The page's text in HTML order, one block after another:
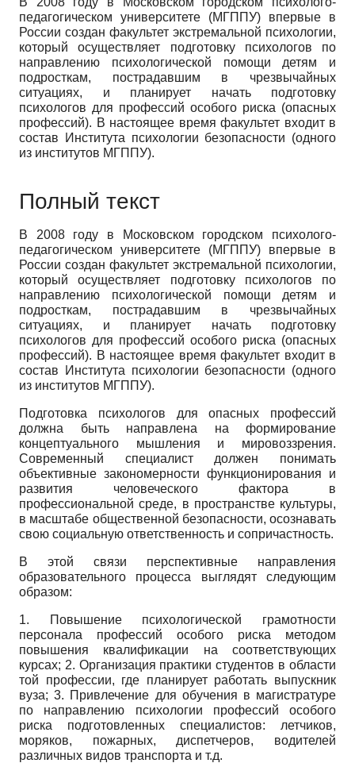
педагогическом университете (МГППУ) впервые в
России создан факультет экстремальной психологии,
который осуществляет подготовку психологов по
направлению психологической помощи детям и
подросткам, пострадавшим в чрезвычайных
ситуациях, и планирует начать подготовку
психологов для профессий особого риска (опасных
профессий). В настоящее время факультет входит в
состав Института психологии безопасности (одного
из институтов МГППУ).
Полный текст
В 2008 году в Московском городском психолого-
педагогическом университете (МГППУ) впервые в
России создан факультет экстремальной психологии,
который осуществляет подготовку психологов по
направлению психологической помощи детям и
подросткам, пострадавшим в чрезвычайных
ситуациях, и планирует начать подготовку
психологов для профессий особого риска (опасных
профессий). В настоящее время факультет входит в
состав Института психологии безопасности (одного
из институтов МГППУ).
Подготовка психологов для опасных профессий
должна быть направлена на формирование
концептуального мышления и мировоззрения.
Современный специалист должен понимать
объективные закономерности функционирования и
развития человеческого фактора в
профессиональной среде, в пространстве культуры,
в масштабе общественной безопасности, осознавать
свою социальную ответственность и сопричастность.
В этой связи перспективные направления
образовательного процесса выглядят следующим
образом:
1. Повышение психологической грамотности
персонала профессий особого риска методом
повышения квалификации на соответствующих
курсах; 2. Организация практики студентов в области
той профессии, где планирует работать выпускник
вуза; 3. Привлечение для обучения в магистратуре
по направлению психологии профессий особого
риска подготовленных специалистов: летчиков,
моряков, пожарных, диспетчеров, водителей
различных видов транспорта и т.д.